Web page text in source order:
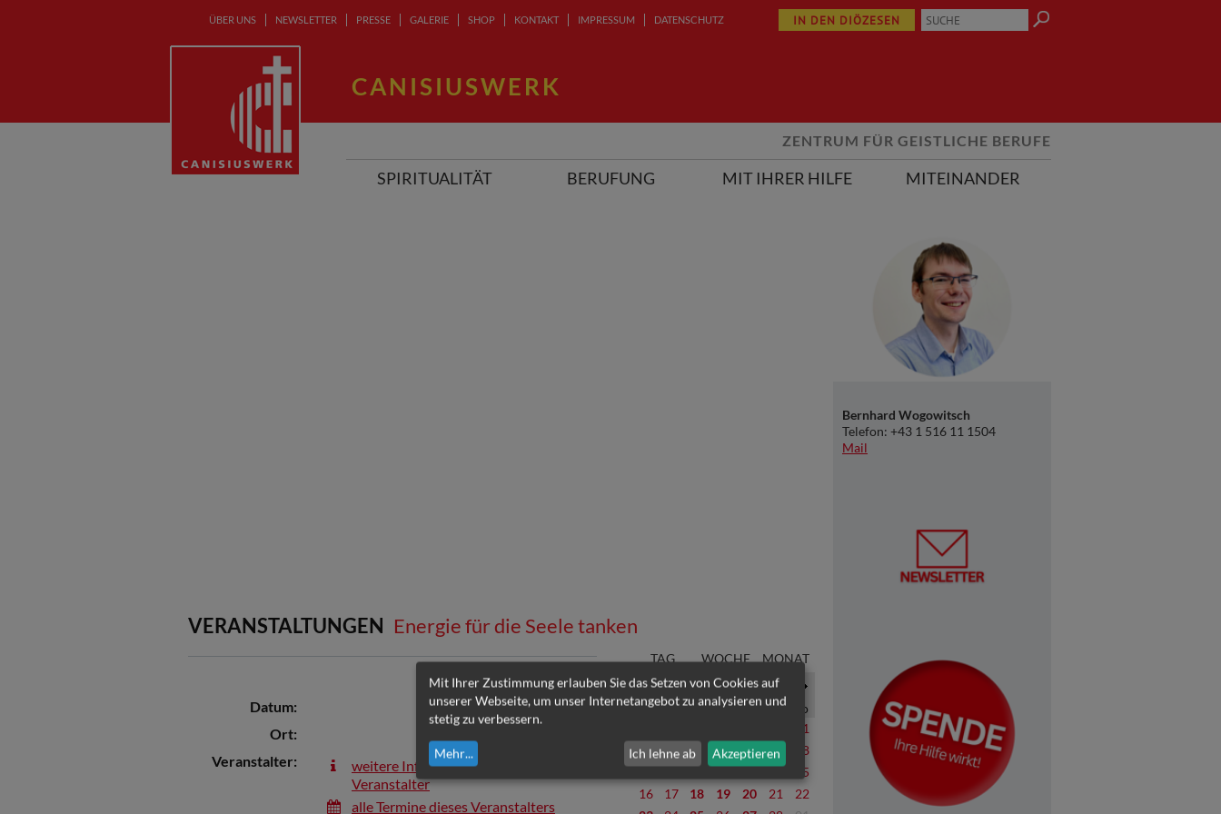
IN DEN DIÖZESEN
ÜBER UNS NEWSLETTER PRESSE GALERIE SHOP KONTAKT IMPRESSUM DATENSCHUTZ
CANISIUSWERK
ZENTRUM FÜR GEISTLICHE BERUFE
SPIRITUALITÄT BERUFUNG MIT IHRER HILFE MITEINANDER
Bernhard Wogowitsch
Telefon: +43 1 516 11 1504
Mail
VERANSTALTUNGEN Energie für die Seele tanken
Datum:
Ort:
Veranstalter:
weitere Informationen zum
Veranstalter
alle Termine dieses Veranstalters
TAG WOCHE
MONAT
Februar 26
Mo Di Mi Do Fr Sa
So
01
02
03 04 05 06 07
08
12 13 14
15
16
17 18 19 20 21
22
Mit Ihrer Zustimmung erlauben Sie das Setzen von Cookies auf
unserer Webseite, um unser Internetangebot zu analysieren und
stetig zu verbessern.
Mehr... Ich lehne ab Akzeptieren